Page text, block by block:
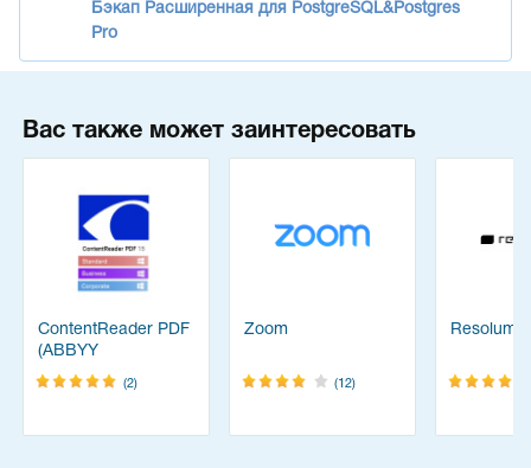
Бэкап Расширенная для PostgreSQL&Postgres
Pro
Вас также может заинтересовать
ContentReader PDF
(ABBYY
FineReader)
(2)
Zoom
(12)
Resolume